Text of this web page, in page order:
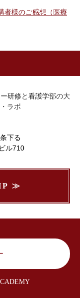
様のご感想（医療
下る
ル710
≫